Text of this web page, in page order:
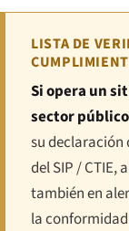
LISTA DE
Si opera un
sector
su
del SIP / CTIE,
también en
la conformidad